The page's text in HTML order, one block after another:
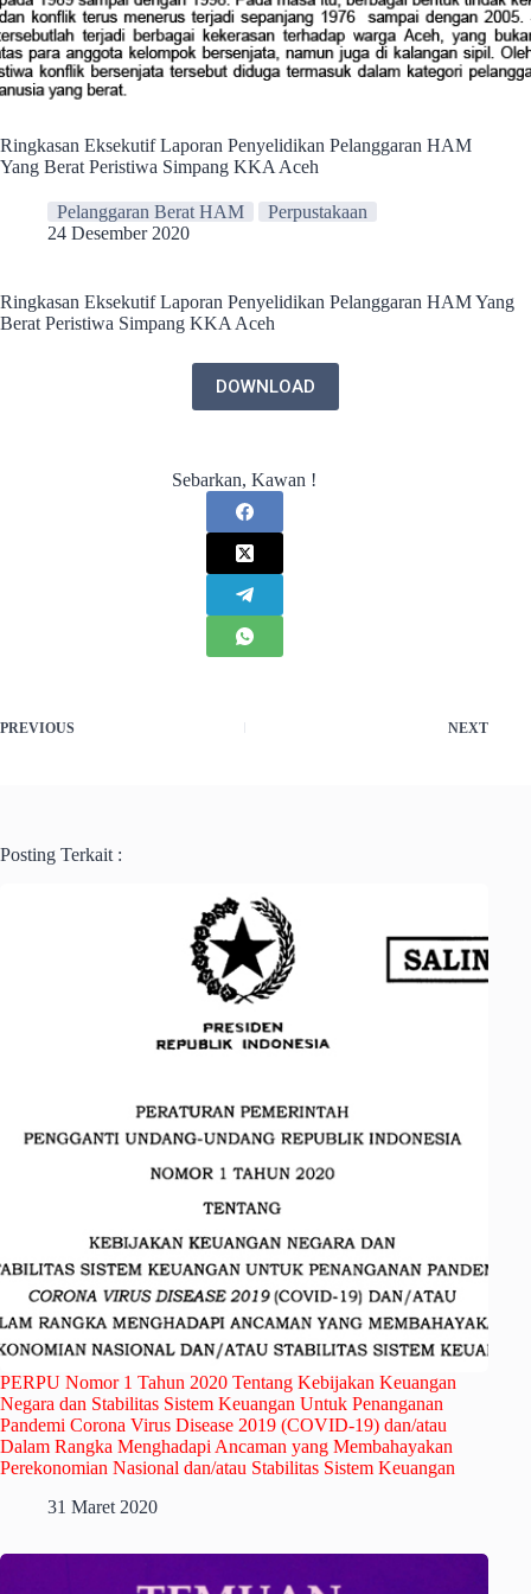
Ringkasan Eksekutif Laporan Penyelidikan Pelanggaran HAM
Yang Berat Peristiwa Simpang KKA Aceh
Pelanggaran Berat HAM
Perpustakaan
24 Desember 2020
Ringkasan Eksekutif Laporan Penyelidikan Pelanggaran HAM Yang
Berat Peristiwa Simpang KKA Aceh
DOWNLOAD
Sebarkan, Kawan !
PREVIOUS NEXT
Posting Terkait :
PERPU Nomor 1 Tahun 2020 Tentang Kebijakan Keuangan
Negara dan Stabilitas Sistem Keuangan Untuk Penanganan
Pandemi Corona Virus Disease 2019 (COVID-19) dan/atau
Dalam Rangka Menghadapi Ancaman yang Membahayakan
Perekonomian Nasional dan/atau Stabilitas Sistem Keuangan
31 Maret 2020